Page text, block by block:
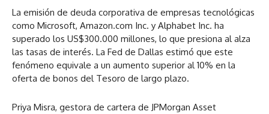
La emisión de deuda corporativa de empresas tecnológicas
como Microsoft, Amazon.com Inc. y Alphabet Inc. ha
superado los US$300.000 millones, lo que presiona al alza
las tasas de interés. La Fed de Dallas estimó que este
fenómeno equivale a un aumento superior al 10% en la
oferta de bonos del Tesoro de largo plazo.
Priya Misra, gestora de cartera de JPMorgan Asset